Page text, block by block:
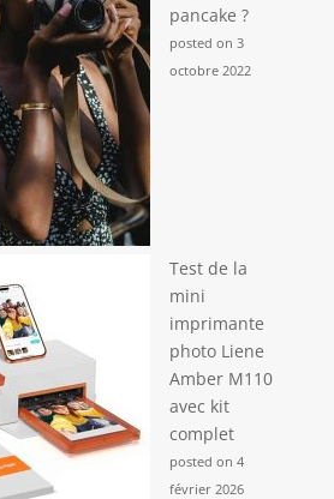
pancake ?
posted on 3
octobre 2022
Test de la
mini
imprimante
photo Liene
Amber M110
avec kit
complet
posted on 4
février 2026